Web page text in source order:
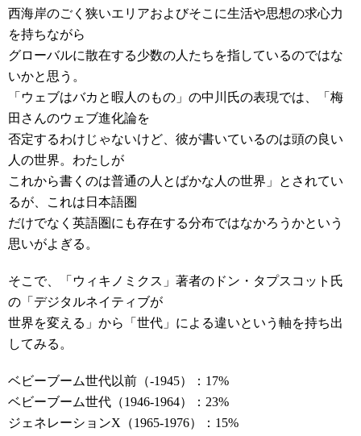
西海岸のごく狭いエリアおよびそこに生活や思想の求心力
を持ちながら
グローバルに散在する少数の人たちを指しているのではな
いかと思う。
「ウェブはバカと暇人のもの」の中川氏の表現では、「梅
田さんのウェブ進化論を
否定するわけじゃないけど、彼が書いているのは頭の良い
人の世界。わたしが
これから書くのは普通の人とばかな人の世界」とされてい
るが、これは日本語圏
だけでなく英語圏にも存在する分布ではなかろうかという
思いがよぎる。
そこで、「ウィキノミクス」著者のドン・タプスコット氏
の「デジタルネイティブが
世界を変える」から「世代」による違いという軸を持ち出
してみる。
ベビーブーム世代以前（-1945）：17%
ベビーブーム世代（1946-1964）：23%
ジェネレーションX（1965-1976）：15%